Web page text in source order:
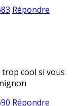
Répondre
trop cool si vous
Répondre